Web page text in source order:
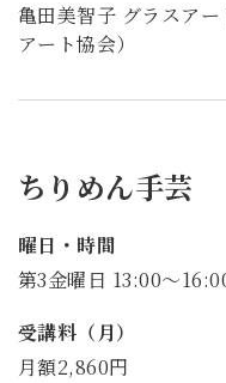
亀田美智子 グラスア
アート協会）
ちりめん手芸
曜日・時間
第3金曜日 13:00～
受講料（月）
月額2,860円